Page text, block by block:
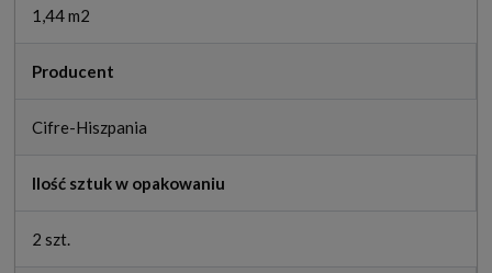
1,44 m2
Producent
Cifre-Hiszpania
Ilość sztuk w opakowaniu
2 szt.